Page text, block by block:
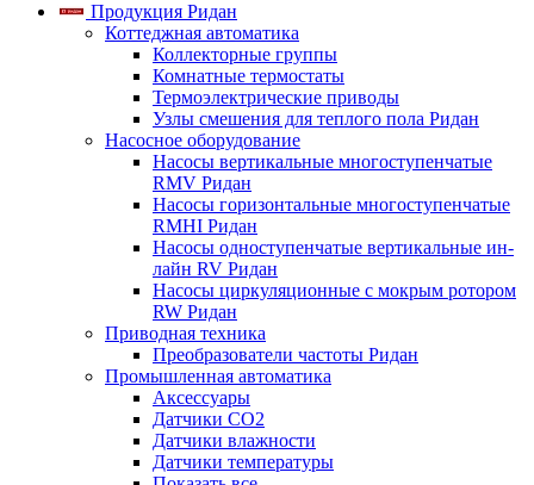
Продукция Ридан
Коттеджная автоматика
Коллекторные группы
Комнатные термостаты
Термоэлектрические приводы
Узлы смешения для теплого пола Ридан
Насосное оборудование
Насосы вертикальные многоступенчатые
RMV Ридан
Насосы горизонтальные многоступенчатые
RMHI Ридан
Насосы одноступенчатые вертикальные ин-
лайн RV Ридан
Насосы циркуляционные с мокрым ротором
RW Ридан
Приводная техника
Преобразователи частоты Ридан
Промышленная автоматика
Аксессуары
Датчики CO2
Датчики влажности
Датчики температуры